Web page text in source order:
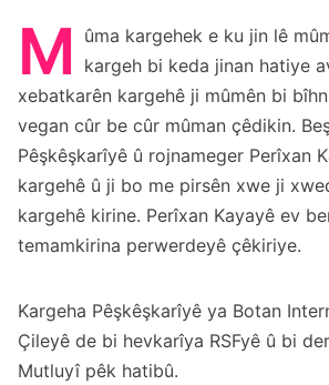
M
ûma kargehek e ku jin lê
kargeh bi keda jinan hatiye
xebatkarên kargehê ji mûmên bi
vegan cûr be cûr mûman çêdikin.
Pêşkêşkarîyê û rojnameger Perîxan
kargehê û ji bo me pirsên xwe ji
kargehê kirine. Perîxan Kayayê ev
temamkirina perwerdeyê çêkiriye.
Kargeha Pêşkêşkarîyê ya Botan
Çileyê de bi hevkarîya RSFyê û bi
Mutluyî pêk hatibû.